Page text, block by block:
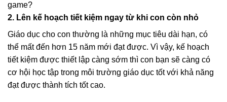
game?
2. Lên kế hoạch tiết kiệm ngay từ khi con còn nhỏ
Giáo dục cho con thường là những mục tiêu dài hạn, có
thể mất đến hơn 15 năm mới đạt được. Vì vậy, kế hoạch
tiết kiệm được thiết lập càng sớm thì con bạn sẽ càng có
cơ hội học tập trong môi trường giáo dục tốt với khả năng
đạt được thành tích tốt cao.